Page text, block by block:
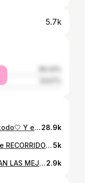
5.7k
Amo Venezuela💛💙❤️ Lo tienes todo🤍 Y este video lo explica perfectamente 🇻🇪 . . . #venezuela 📍 #caracas #picobolivar #amazonas #saltoangel #medanosdecoro #islademargarita #llano #turen #merida #nuevaesparta28.9k
ME EQUIVOQUÉ es 2mil metros de RECORRIDO no de ALTURA 🤦🏻‍♂️🤷🏻‍♂️🌄 Gracias a la Sra Mirian y su sabor único para preparar estás empanadas tan deliciosas, y todo esto no los trae @lagreamgta en Tacarigua, una experiencia increíble 😍😍😍 No dejes de visitarlos, son lo mejor🌄🇻🇪5k
VOLVI AL LUGAR DONDE PREPARAN LAS MEJORES SOPAS DE LA ISLA DE MARGARITA 😍🍲🥣 Ellos son @lacocinadeadonay 🤩🇻🇪 Desde tradicionales sopas como el #mondongo hasta las más exoticas #marytierra son las increíbles opciones que tienen para ti Adonay y su familia✨ También preparan unas parrillas brutales para una, dos y cuatro personas🍖🥩 No dudes en visitarlos en la Av. Principal de Santa Ana. #sopas #islademargarita #venezuela2.9k